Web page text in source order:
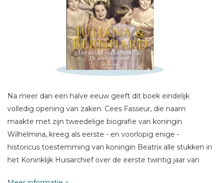
Na meer dan een halve eeuw geeft dit boek eindelijk
volledig opening van zaken. Cees Fasseur, die naam
maakte met zijn tweedelige biografie van koningin
Wilhelmina, kreeg als eerste - en voorlopig enige -
historicus toestemming van koningin Beatrix alle stukken in
het Koninklijk Huisarchief over de eerste twintig jaar van
Schrijf hieronder je review!
Naam *
E-mail *
Bericht *